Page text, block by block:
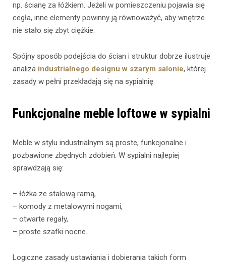
np. ścianę za łóżkiem. Jeżeli w pomieszczeniu pojawia się
cegła, inne elementy powinny ją równoważyć, aby wnętrze
nie stało się zbyt ciężkie.
Spójny sposób podejścia do ścian i struktur dobrze ilustruje
analiza industrialnego designu w szarym salonie, której
zasady w pełni przekładają się na sypialnię.
Funkcjonalne meble loftowe w sypialni
Meble w stylu industrialnym są proste, funkcjonalne i
pozbawione zbędnych zdobień. W sypialni najlepiej
sprawdzają się:
– łóżka ze stalową ramą,
– komody z metalowymi nogami,
– otwarte regały,
– proste szafki nocne.
Logiczne zasady ustawiania i dobierania takich form